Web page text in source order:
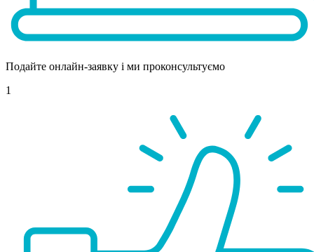
Подайте онлайн-заявку і ми проконсультуємо
1